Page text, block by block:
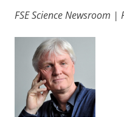
FSE Science Newsroom |